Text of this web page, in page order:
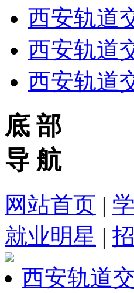
西安轨道
西安轨道
西安轨道
底 部
导 航
网站首页 |
就业明星 |
西安轨道